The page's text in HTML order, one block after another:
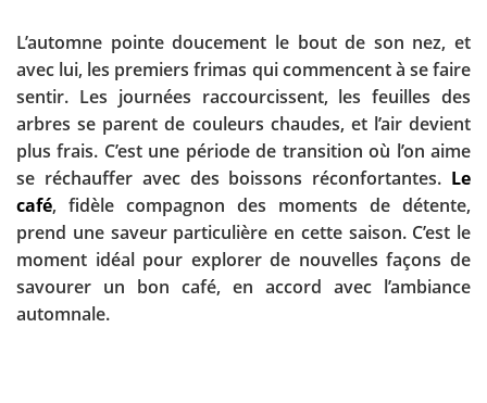
L’automne pointe doucement le bout de son nez, et
avec lui, les premiers frimas qui commencent à se faire
sentir. Les journées raccourcissent, les feuilles des
arbres se parent de couleurs chaudes, et l’air devient
plus frais. C’est une période de transition où l’on aime
se réchauffer avec des boissons réconfortantes. Le
café, fidèle compagnon des moments de détente,
prend une saveur particulière en cette saison. C’est le
moment idéal pour explorer de nouvelles façons de
savourer un bon café, en accord avec l’ambiance
automnale.